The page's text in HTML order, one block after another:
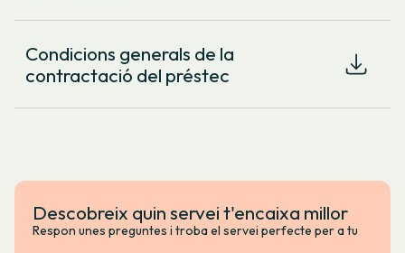
Condicions generals de la
contractació del préstec
Descobreix quin servei t'encaixa millor
Respon unes preguntes i troba el servei perfecte per a tu